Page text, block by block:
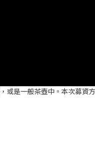
或是一般茶壺中。本次募